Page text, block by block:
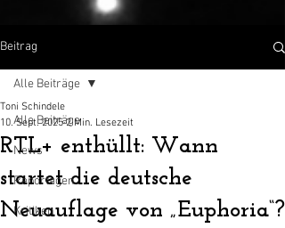
Beitrag
Alle Beiträge
News
Reportagen
Kritiken
Alle Beiträge
RTL+ enthüllt: Wann
startet die deutsche
Neuauflage von „Euphoria“?
Toni Schindele
10. Sept. 2025 2 Min. Lesezeit